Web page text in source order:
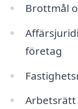
Brottmål
företag
Arbetsrätt